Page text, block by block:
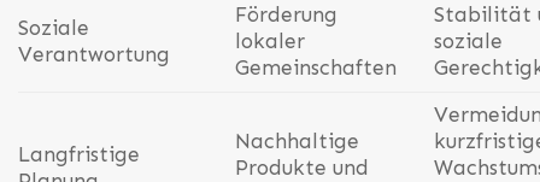
Soziale
Verantwortung
Förderung
lokaler
Gemeinschaften
Stabilität
soziale
Langfristige
Nachhaltige
Produkte und